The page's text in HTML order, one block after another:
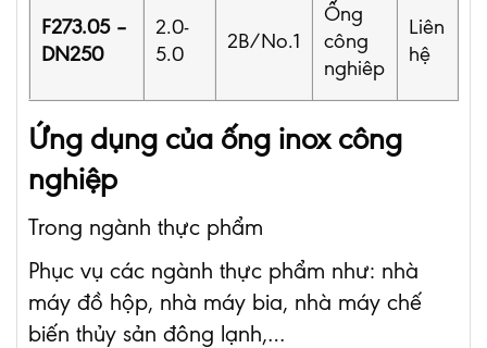
F273.05 –
DN250
2.0-
5.0
2B/No.1
Ống
công
nghiêp
Liên
hệ
Ứng dụng của ống inox công
nghiệp
Trong ngành thực phẩm
Phục vụ các ngành thực phẩm như: nhà
máy đồ hộp, nhà máy bia, nhà máy chế
biến thủy sản đông lạnh,…